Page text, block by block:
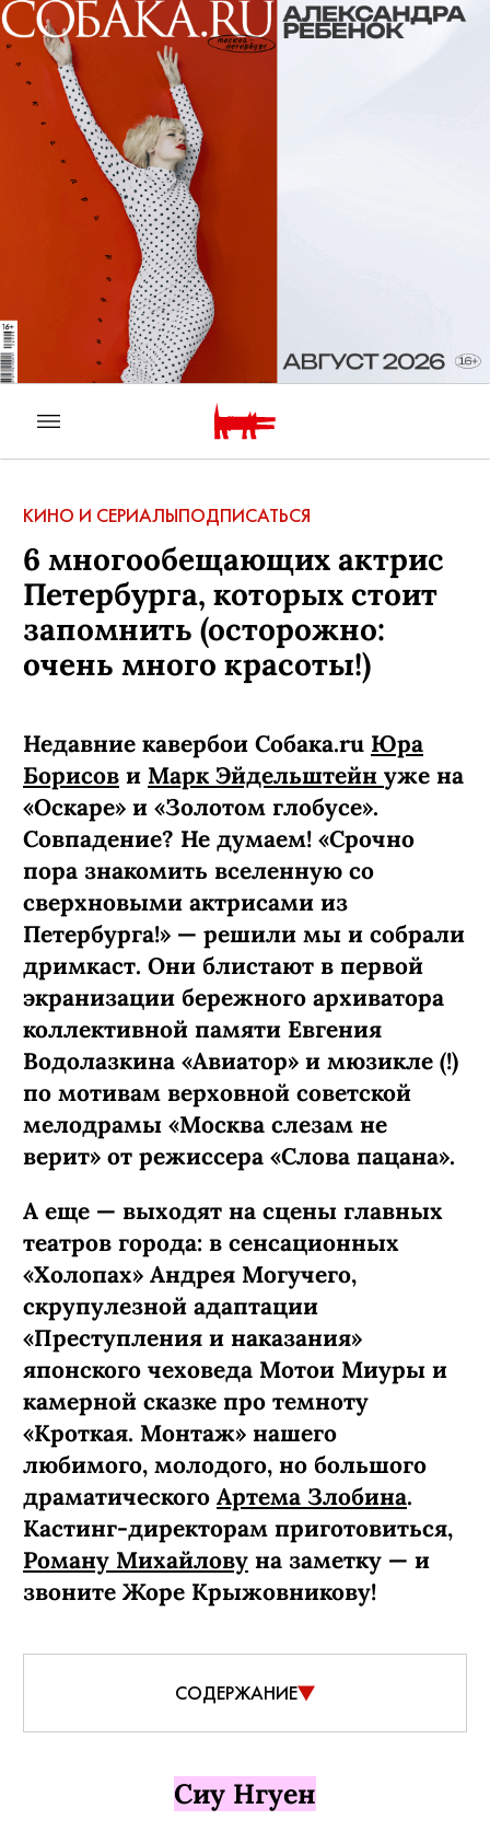
КИНО И СЕРИАЛЫПОДПИСАТЬСЯ
6 многообещающих актрис
Петербурга, которых стоит
запомнить (осторожно:
очень много красоты!)
Недавние кавербои Собака.ru Юра
Борисов и Марк Эйдельштейн уже на
«Оскаре» и «Золотом глобусе».
Совпадение? Не думаем! «Срочно
пора знакомить вселенную со
сверхновыми актрисами из
Петербурга!» — решили мы и собрали
дримкаст. Они блистают в первой
экранизации бережного архиватора
коллективной памяти Евгения
Водолазкина «Авиатор» и мюзикле (!)
по мотивам верховной советской
мелодрамы «Москва слезам не
верит» от режиссера «Слова пацана».
А еще — выходят на сцены главных
театров города: в сенсационных
«Холопах» Андрея Могучего,
скрупулезной адаптации
«Преступления и наказания»
японского чеховеда Мотои Миуры и
камерной сказке про темноту
«Кроткая. Монтаж» нашего
любимого, молодого, но большого
драматического Артема Злобина.
Кастинг-директорам приготовиться,
Роману Михайлову на заметку — и
звоните Жоре Крыжовникову!
СОДЕРЖАНИЕ
Сиу Нгуен